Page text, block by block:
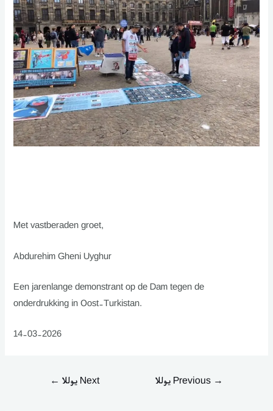
Met vastberaden groet,
Abdurehim Gheni Uyghur
Een jarenlange demonstrant op de Dam tegen de
onderdrukking in Oost-Turkistan.
14-03-2026
→ Next يوللا ←